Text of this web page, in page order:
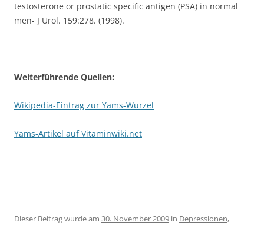
testosterone or prostatic specific antigen (PSA) in normal
men- J Urol. 159:278. (1998).
Weiterführende Quellen:
Wikipedia-Eintrag zur Yams-Wurzel
Yams-Artikel auf Vitaminwiki.net
Dieser Beitrag wurde am 30. November 2009 in Depressionen,